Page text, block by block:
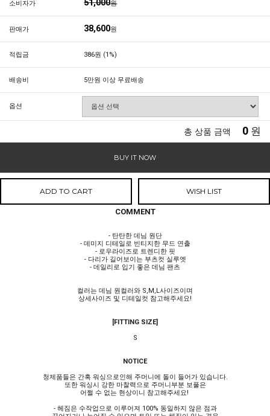
소비자가 51,000원
판매가 38,600원
적립금 386원 (1%)
배송비 5만원 이상 무료배송
옵션
총 상품 금액 0 원
BUY IT NOW
ADD TO CART WISH LIST
COMMENT
- 탄탄한 데님 원단
- 데미지 디테일로 빈티지한 무드 연출
- 로우라이즈로 트렌디한 핏
- 다리가 길어보이는 부츠컷 실루엣
- 데일리로 입기 좋은 데님 팬츠
컬러는 데님 원컬러와 S,M,L사이즈이며
상세사이즈 및 디테일컷 참고해주세요!
[FITTING SIZE]
S
NOTICE
청제품들은 간혹 워싱으로인해 주머니에 돌이 들어가 있습니다.
또한 워싱시 강한 마찰력으로 주머니부분 보풀은
어쩔 수 없는 현상이니 참고해주세요!
- 헤짐은 수작업으로 이루어져 100% 동일하지 않은 점과